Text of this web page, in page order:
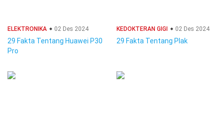
ELEKTRONIKA 02 Des 2024
29 Fakta Tentang Huawei P30
Pro
KEDOKTERAN GIGI 02 Des 2024
29 Fakta Tentang Plak